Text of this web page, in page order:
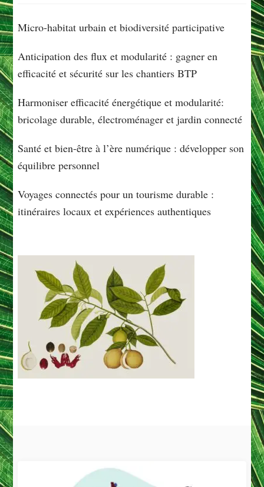
Micro-habitat urbain et biodiversité participative
Anticipation des flux et modularité : gagner en
efficacité et sécurité sur les chantiers BTP
Harmoniser efficacité énergétique et modularité:
bricolage durable, électroménager et jardin connecté
Santé et bien-être à l’ère numérique : développer son
équilibre personnel
Voyages connectés pour un tourisme durable :
itinéraires locaux et expériences authentiques